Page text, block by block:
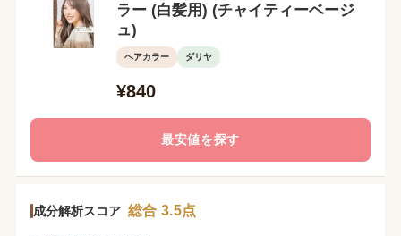
ラー (白髪用) (チャイティーベージ
ュ)
ヘアカラー ダリヤ
¥840
最安値を探す
成分解析スコア 総合 3.5点